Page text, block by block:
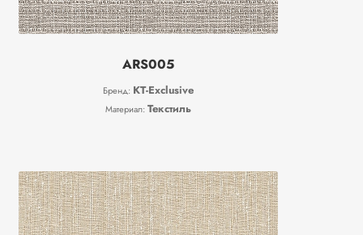
ARS005
Бренд: KT-Exclusive
Материал: Текстиль